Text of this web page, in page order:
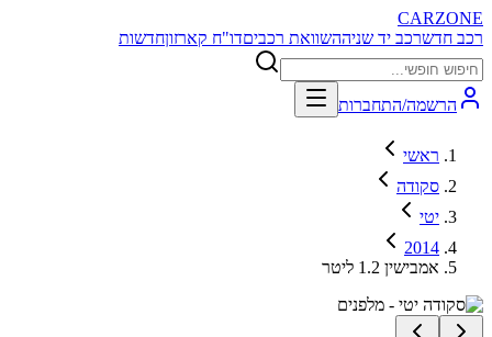
CARZONE
רכב חדשרכב יד שניההשוואת רכביםדו"ח קארזוןחדשות
הרשמה/התחברות
ראשי
סקודה
יטי
2014
אמבישין 1.2 ליטר